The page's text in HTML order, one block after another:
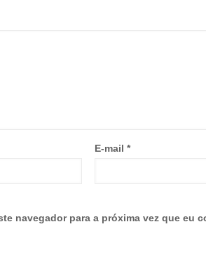
E-mail *
navegador para a próxima vez que eu